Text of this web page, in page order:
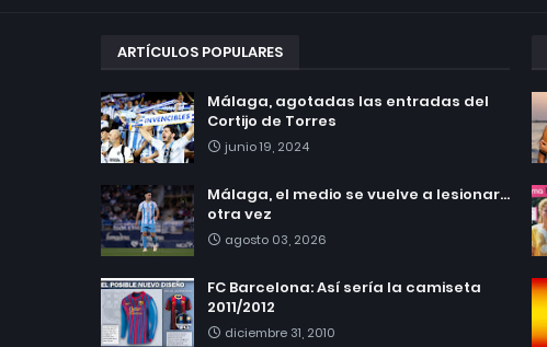
ARTÍCULOS POPULARES
Málaga, agotadas las entradas del
Cortijo de Torres
junio 19, 2024
Málaga, el medio se vuelve a lesionar...
otra vez
agosto 03, 2026
FC Barcelona: Así sería la camiseta
2011/2012
diciembre 31, 2010